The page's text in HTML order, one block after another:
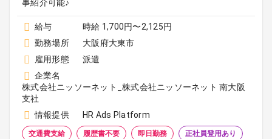
事紹介可能♪
給与
時給 1,700円〜2,125円
勤務場所
大阪府大東市
雇用形態
派遣
企業名
株式会社ニッソーネット_株式会社ニッソーネット 南大阪
支社
情報提供
HR Ads Platform
交通費支給 履歴書不要 即日勤務 正社員登用あり